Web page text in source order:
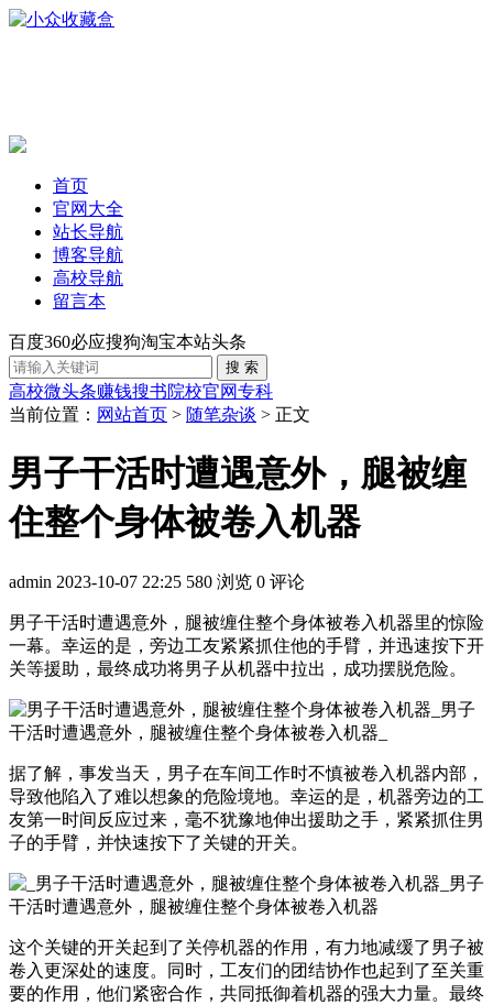
首页
官网大全
站长导航
博客导航
高校导航
留言本
百度360必应搜狗淘宝本站头条
高校微头条赚钱搜书院校官网专科
当前位置： 网站首页 > 随笔杂谈 > 正文
男子干活时遭遇意外，腿被缠
住整个身体被卷入机器
admin 2023-10-07 22:25 580 浏览 0 评论
男子干活时遭遇意外，腿被缠住整个身体被卷入机器里的惊险
一幕。幸运的是，旁边工友紧紧抓住他的手臂，并迅速按下开
关等援助，最终成功将男子从机器中拉出，成功摆脱危险。
据了解，事发当天，男子在车间工作时不慎被卷入机器内部，
导致他陷入了难以想象的危险境地。幸运的是，机器旁边的工
友第一时间反应过来，毫不犹豫地伸出援助之手，紧紧抓住男
子的手臂，并快速按下了关键的开关。
这个关键的开关起到了关停机器的作用，有力地减缓了男子被
卷入更深处的速度。同时，工友们的团结协作也起到了至关重
要的作用，他们紧密合作，共同抵御着机器的强大力量。最终